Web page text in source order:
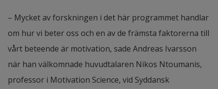
– Det finns en teknikutmattning inom vården idag
eftersom personalen redan använder en mängd
olika verktyg dagligen. De vill bara att nya tekniker
ska implementeras när de verkligen är relevanta
och användbara, sade Monika Nair.
– Mycket av forskningen i det här programmet handlar
om hur vi beter oss och en av de främsta faktorerna till
vårt beteende är motivation, sade Andreas Ivarsson
när han välkomnade huvudtalaren Nikos Ntoumanis,
professor i Motivation Science, vid Syddansk